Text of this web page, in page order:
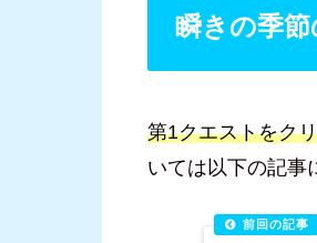
瞬きの季
第1クエストをク
いては以下の記事